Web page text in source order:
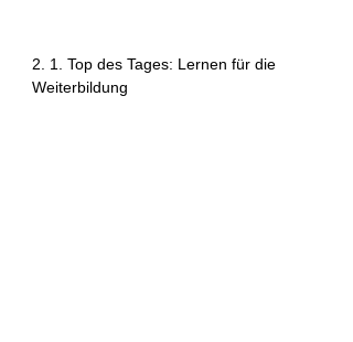
2. 1. Top des Tages: Lernen für die
Weiterbildung